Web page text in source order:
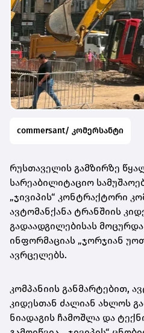
commersant/ კომერსანტი
რუსთაველის გამზირზე
სარეაბილიტაციო
„ჯივიპის“ კონტრაქტორი
ავტომანქანა ტრანშიის
გადაადგილებისას
ინფორმაციას „ჯორჯიან
ავრცელებს.
კომპანიის განმარტებით,
კიდესთან ძალიან ახლოს
ნიადაგის ჩამოშლა და